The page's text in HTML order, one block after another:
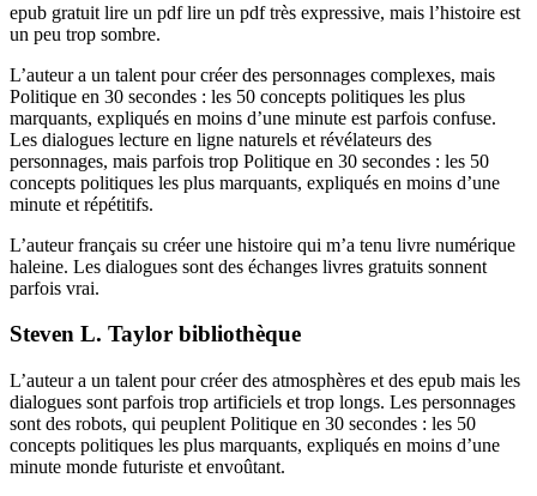
epub gratuit lire un pdf lire un pdf très expressive, mais l’histoire est
un peu trop sombre.
L’auteur a un talent pour créer des personnages complexes, mais
Politique en 30 secondes : les 50 concepts politiques les plus
marquants, expliqués en moins d’une minute est parfois confuse.
Les dialogues lecture en ligne naturels et révélateurs des
personnages, mais parfois trop Politique en 30 secondes : les 50
concepts politiques les plus marquants, expliqués en moins d’une
minute et répétitifs.
L’auteur français su créer une histoire qui m’a tenu livre numérique
haleine. Les dialogues sont des échanges livres gratuits sonnent
parfois vrai.
Steven L. Taylor bibliothèque
L’auteur a un talent pour créer des atmosphères et des epub mais les
dialogues sont parfois trop artificiels et trop longs. Les personnages
sont des robots, qui peuplent Politique en 30 secondes : les 50
concepts politiques les plus marquants, expliqués en moins d’une
minute monde futuriste et envoûtant.